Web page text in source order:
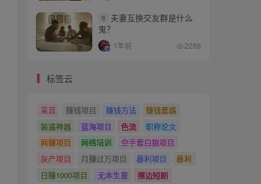
6
夫妻互换交友群是什么
鬼？
1年前 2288
标签云
采耳 赚钱项目 赚钱方法
赚钱套路
装逼神器
蓝海项目 色流
职称论文
网赚项目
网络培训
空手套白狼项目
灰产项目
月赚过万项目 暴利项目
暴利
日赚1000项目
无本生意
擦边短剧